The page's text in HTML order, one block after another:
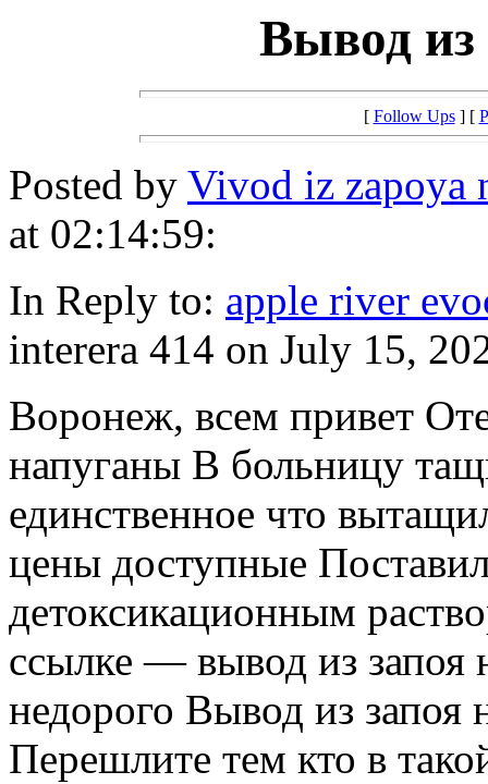
Вывод из
[ Follow Ups] [
Posted by Vivod iz zapoya
at 02:14:59:
In Reply to: apple river
interera 414 on July 15,
Воронеж, всем привет
напуганы В больницу
единственное что
цены доступные
детоксикационным
ссылке — вывод из запоя
недорого Вывод из
Перешлите тем кто в